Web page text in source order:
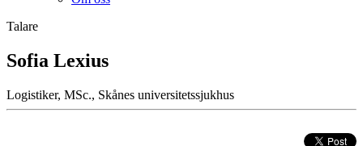
Talare
Sofia Lexius
Logistiker, MSc., Skånes universitetssjukhus